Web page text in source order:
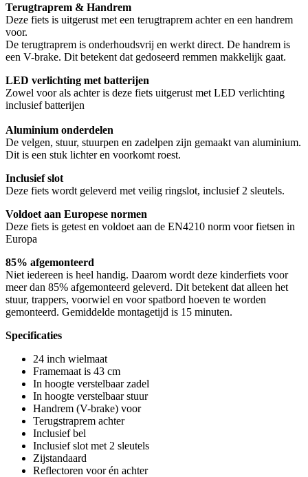
Terugtraprem & Handrem
Deze fiets is uitgerust met een terugtraprem achter en een handrem
voor.
De terugtraprem is onderhoudsvrij en werkt direct. De handrem is
een V-brake. Dit betekent dat gedoseerd remmen makkelijk gaat.
LED verlichting met batterijen
Zowel voor als achter is deze fiets uitgerust met LED verlichting
inclusief batterijen
Aluminium onderdelen
De velgen, stuur, stuurpen en zadelpen zijn gemaakt van aluminium.
Dit is een stuk lichter en voorkomt roest.
Inclusief slot
Deze fiets wordt geleverd met veilig ringslot, inclusief 2 sleutels.
Voldoet aan Europese normen
Deze fiets is getest en voldoet aan de EN4210 norm voor fietsen in
Europa
85% afgemonteerd
Niet iedereen is heel handig. Daarom wordt deze kinderfiets voor
meer dan 85% afgemonteerd geleverd. Dit betekent dat alleen het
stuur, trappers, voorwiel en voor spatbord hoeven te worden
gemonteerd. Gemiddelde montagetijd is 15 minuten.
Specificaties
24 inch wielmaat
Framemaat is 43 cm
In hoogte verstelbaar zadel
In hoogte verstelbaar stuur
Handrem (V-brake) voor
Terugstraprem achter
Inclusief bel
Inclusief slot met 2 sleutels
Zijstandaard
Reflectoren voor én achter